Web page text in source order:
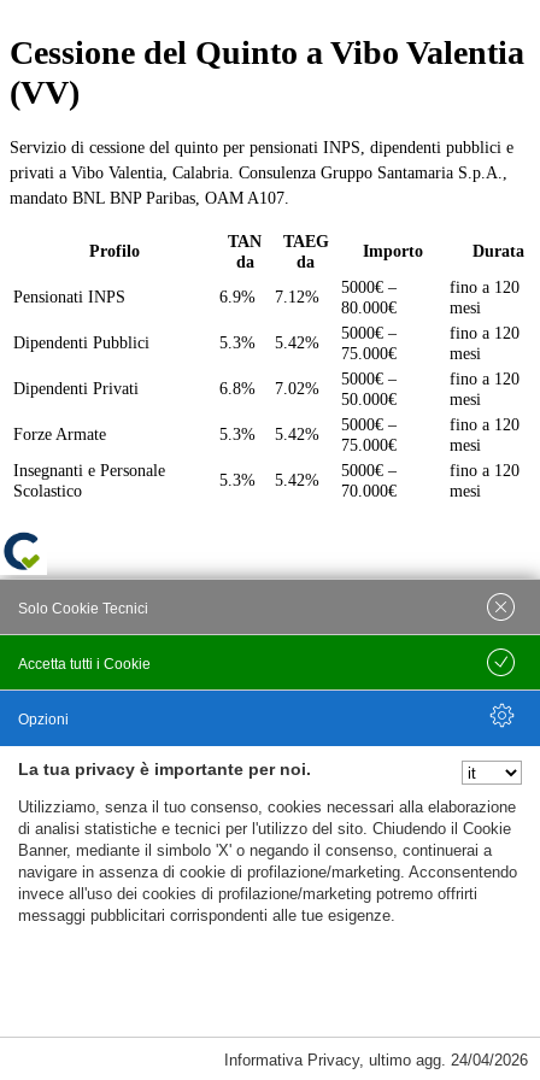
Cessione del Quinto a Vibo Valentia
(VV)
Servizio di cessione del quinto per pensionati INPS, dipendenti pubblici e
privati a Vibo Valentia, Calabria. Consulenza Gruppo Santamaria S.p.A.,
mandato BNL BNP Paribas, OAM A107.
Profilo
TAN
da
TAEG
da
Importo Durata
Pensionati INPS 6.9% 7.12%
5000€ –
80.000€
fino a 120
mesi
Dipendenti Pubblici
5.3% 5.42%
5000€ –
75.000€
fino a 120
mesi
Dipendenti Privati
6.8% 7.02%
5000€ –
50.000€
fino a 120
mesi
Forze Armate
5.3% 5.42%
5000€ –
75.000€
fino a 120
mesi
Insegnanti e Personale
Scolastico
5.3% 5.42%
5000€ –
70.000€
fino a 120
mesi
La tua privacy è importante per noi.
Utilizziamo, senza il tuo consenso, cookies necessari alla elaborazione
di analisi statistiche e tecnici per l'utilizzo del sito. Chiudendo il Cookie
Banner, mediante il simbolo 'X' o negando il consenso, continuerai a
navigare in assenza di cookie di profilazione/marketing. Acconsentendo
invece all'uso dei cookies di profilazione/marketing potremo offrirti
messaggi pubblicitari corrispondenti alle tue esigenze.
Cookie Necessari, Tecnici di Sessione
Accetta tutti i Cookie
Solo Cookie Tecnici
Salva
Opzioni
Nascondi Opzioni
Informativa Privacy, ultimo agg. 24/04/2026